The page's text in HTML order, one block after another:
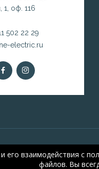
1, оф. 116
502 22 29
electric.ru
его взаимодействия с
файлов. Вы